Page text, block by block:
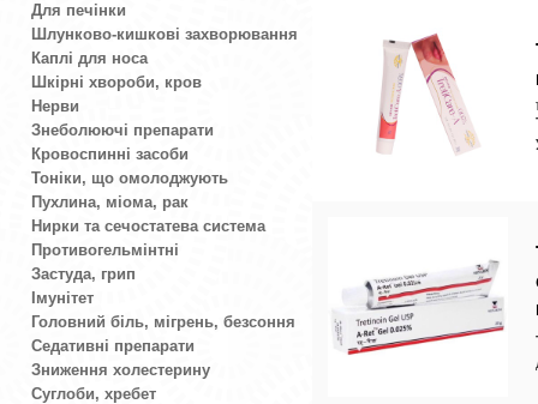
Для печінки
Шлунково-кишкові захворювання
Каплі для носа
Шкірні хвороби, кров
Нерви
Знеболюючі препарати
Кровоспинні засоби
Тоніки, що омолоджують
Пухлина, міома, рак
Нирки та сечостатева система
Противогельмінтні
Застуда, грип
Імунітет
Головний біль, мігрень, безсоння
Седативні препарати
Зниження холестерину
Суглоби, хребет